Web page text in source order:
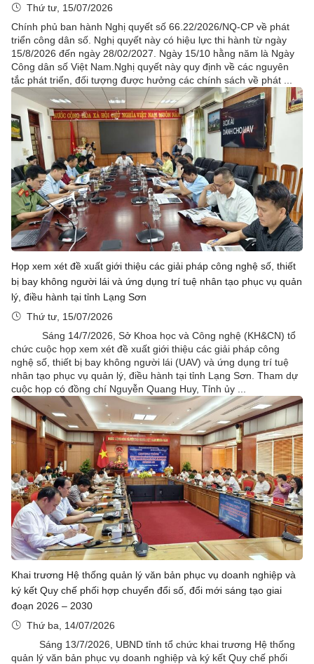
Thứ tư, 15/07/2026
Chính phủ ban hành Nghị quyết số 66.22/2026/NQ-CP về phát
triển công dân số. Nghị quyết này có hiệu lực thi hành từ ngày
15/8/2026 đến ngày 28/02/2027. Ngày 15/10 hằng năm là Ngày
Công dân số Việt Nam.Nghị quyết này quy định về các nguyên
tắc phát triển, đối tượng được hưởng các chính sách về phát ...
Họp xem xét đề xuất giới thiệu các giải pháp công nghệ số, thiết
bị bay không người lái và ứng dụng trí tuệ nhân tạo phục vụ quản
lý, điều hành tại tỉnh Lạng Sơn
Thứ tư, 15/07/2026
Sáng 14/7/2026, Sở Khoa học và Công nghệ (KH&CN) tổ
chức cuộc họp xem xét đề xuất giới thiệu các giải pháp công
nghệ số, thiết bị bay không người lái (UAV) và ứng dụng trí tuệ
nhân tạo phục vụ quản lý, điều hành tại tỉnh Lạng Sơn. Tham dự
cuộc họp có đồng chí Nguyễn Quang Huy, Tỉnh ủy ...
Khai trương Hệ thống quản lý văn bản phục vụ doanh nghiệp và
ký kết Quy chế phối hợp chuyển đổi số, đổi mới sáng tạo giai
đoạn 2026 – 2030
Thứ ba, 14/07/2026
Sáng 13/7/2026, UBND tỉnh tổ chức khai trương Hệ thống
quản lý văn bản phục vụ doanh nghiệp và ký kết Quy chế phối